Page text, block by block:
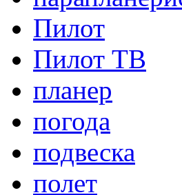
Пилот
Пилот ТВ
планер
погода
подвеска
полет